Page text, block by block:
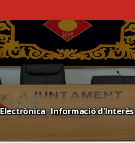
Informació d'Interès